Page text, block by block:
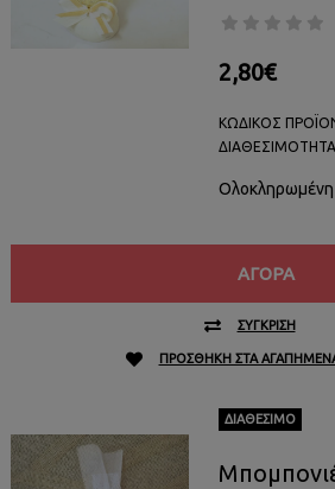
2,80€
ΚΩΔΙΚΌΣ
ΔΙΑΘΕΣΙΜΌΤΗΤΑ
Ολοκληρωμένη
ΑΓΟΡΆ
ΣΎΓΚΡΙΣΗ
ΠΡΟΣΘΉΚΗ ΣΤΑ
ΔΙΑΘΈΣΙΜΟ